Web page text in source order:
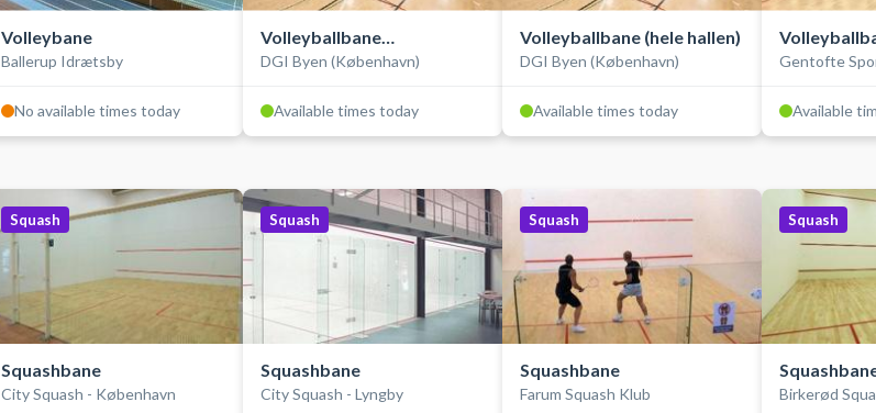
Volleybane
Ballerup Idrætsby
No available times today
Volleyballbane
(træningsbane)
DGI Byen (København)
Available times today
Volleyballbane (hele hallen)
DGI Byen (København)
Available times today
Gentofte
Available
Squash
Squashbane
City Squash - København
Squash
Squashbane
City Squash - Lyngby
Squash
Squashbane
Farum Squash Klub
Squash
Birkerød